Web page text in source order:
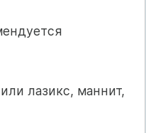
лазикс, маннит,